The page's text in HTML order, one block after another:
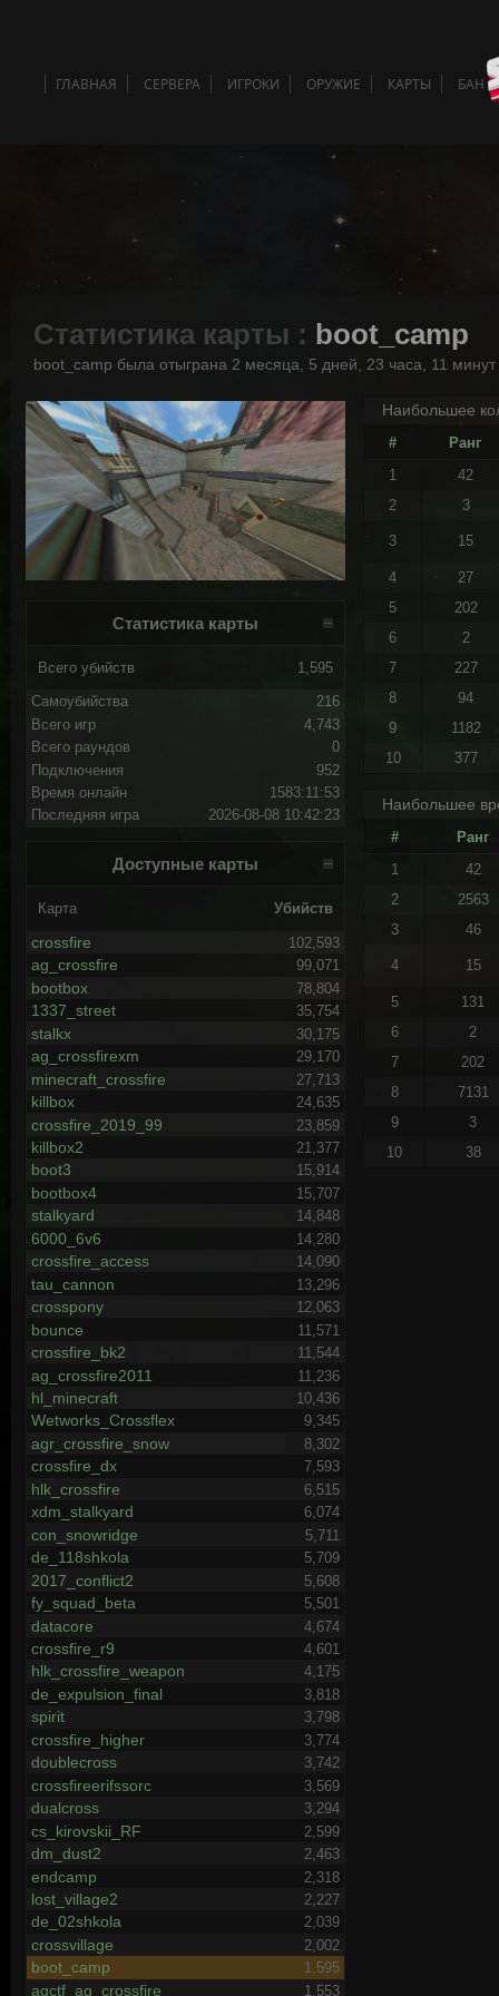
ГЛАВНАЯ СЕРВЕРА ИГРОКИ ОРУЖИЕ КАРТЫ БАН
Статистика карты : boot_camp
boot_camp была отыграна 2 месяца, 5 дней, 23 часа, 11
Статистика карты
Всего убийств 1,595
Самоубийства
216
Всего игр
4,743
Всего раундов
0
Подключения
952
Время онлайн
1583:11:53
Последняя игра
2026-08-08 10:42:23
Доступные карты
Карта Убийств
crossfire 102,593
ag_crossfire 99,071
bootbox 78,804
1337_street 35,754
stalkx 30,175
ag_crossfirexm 29,170
minecraft_crossfire 27,713
killbox 24,635
crossfire_2019_99 23,859
killbox2 21,377
boot3 15,914
bootbox4 15,707
stalkyard 14,848
6000_6v6 14,280
crossfire_access 14,090
tau_cannon 13,296
crosspony 12,063
bounce 11,571
crossfire_bk2 11,544
ag_crossfire2011 11,236
hl_minecraft 10,436
Wetworks_Crossflex 9,345
agr_crossfire_snow 8,302
crossfire_dx 7,593
hlk_crossfire 6,515
xdm_stalkyard 6,074
con_snowridge 5,711
de_118shkola 5,709
2017_conflict2 5,608
fy_squad_beta 5,501
datacore 4,674
crossfire_r9 4,601
hlk_crossfire_weapon 4,175
de_expulsion_final 3,818
spirit 3,798
crossfire_higher 3,774
doublecross 3,742
crossfireerifssorc 3,569
dualcross 3,294
cs_kirovskii_RF 2,599
dm_dust2 2,463
endcamp 2,318
lost_village2 2,227
de_02shkola 2,039
crossvillage 2,002
boot_camp 1,595
agctf_ag_crossfire 1,553
Наибольшее
#
Ранг
1
42
2
3
3 15
4
27
5
202
6
2
7
227
8
94
9
1182
10
377
Наибольшее
#
Ранг
1
42
2
2563
3
46
4 15
5
131
6
2
7
202
8
7131
9
3
10
38